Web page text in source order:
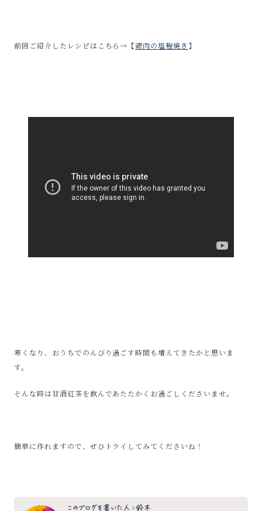
前回ご紹介したレシピはこちら→ 【鶏肉の塩麹焼き 】
寒くなり、おうちでのんびり過ごす時間も増えてきたかと思いま
す。
そんな時は甘酒紅茶を飲んであたたかくお過ごしくださいませ。
簡単に作れますので、ぜひトライしてみてくださいね！